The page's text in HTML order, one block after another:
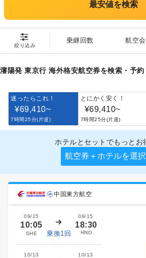
最安値を検索
絞り込み
乗継回数 航空
瀋陽発 東京行 海外格安航空券を検索・予約
迷ったらこれ！
¥69,410~
7時間25分(片道)
とにかく安く！
¥69,410~
7時間25分(片道)
ホテルとセットでもっとお
航空券＋ホテルを選
中国東方航空
09/15
10:05
SHE 乗換1回
09/15
18:30
HND
10/13 10/13